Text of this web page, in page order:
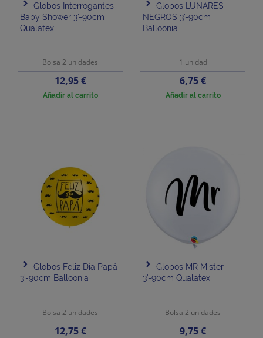
Globos Interrogantes
Baby Shower 3'-90cm
Qualatex
Bolsa 2 unidades
Precio
12,95 €
Añadir al carrito
Globos LUNARES
NEGROS 3'-90cm
Balloonia
1 unidad
Precio
6,75 €
Añadir al carrito
Globos Feliz Día Papá
3'-90cm Balloonia
Bolsa 2 unidades
Precio
12,75 €
Globos MR Mister
3'-90cm Qualatex
Bolsa 2 unidades
Precio
9,75 €